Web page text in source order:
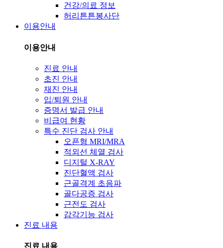
건강/의료 정보
허리튼튼봉사단
이용안내
이용안내
진료 안내
초진 안내
재진 안내
입/퇴원 안내
증명서 발급 안내
비급여 현황
특수 진단 검사 안내
오픈형 MRI/MRA
적외선 체열 검사
디지털 X-RAY
진단혈액 검사
근골격계 초음파
골다공증 검사
근전도 검사
감각기능 검사
진료 내용
진료 내용